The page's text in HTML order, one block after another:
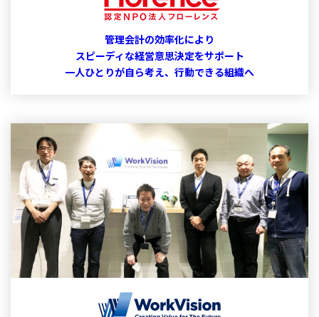
管理会計の効率化により
スピーディな経営意思決定をサポート
一人ひとりが自ら考え、行動できる組織へ